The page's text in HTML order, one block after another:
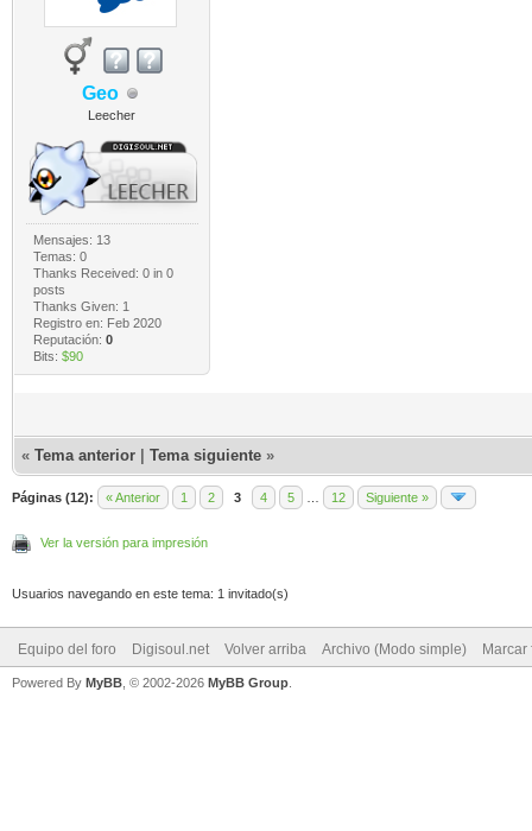
Geo
Leecher
Mensajes: 13
Temas: 0
Thanks Received: 0in 0
posts
Thanks Given: 1
Registro en: Feb 2020
Reputación: 0
Bits: $90
« Tema anterior Tema siguiente »
Páginas (12): « Anterior 1 2 3 4 5 12 Siguiente »
Ver la versión para impresión
Usuarios navegando en este tema: 1 invitado(s)
Equipo del foro Digisoul.net Volver arriba Archivo (Modo simple) Marcar
Powered By MyBB , © 2002-2026 MyBB Group